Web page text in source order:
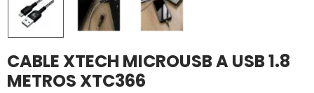
CABLE XTECH MICROUSB A USB 1.8
METROS XTC366